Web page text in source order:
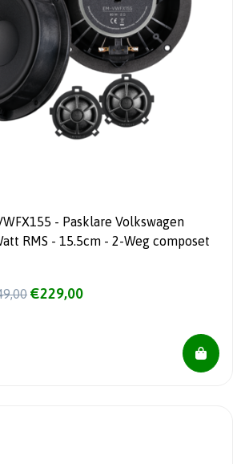
Volkswagen
speakers - 80 Watt RMS - 15.5cm - 2-Weg composet
€229,00